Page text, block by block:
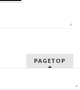
PAGETOP